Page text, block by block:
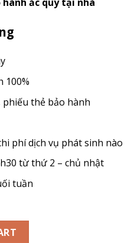
100%
phiếu thẻ bảo hành
phí dịch vụ phát sinh nào
từ thứ 2 – chủ nhật
tuần
Cap A quantity